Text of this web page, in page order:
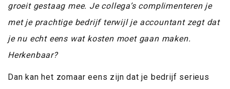
groeit gestaag mee. Je collega’s complimenteren je
met je prachtige bedrijf terwijl je accountant zegt dat
je nu echt eens wat kosten moet gaan maken.
Herkenbaar?
Dan kan het zomaar eens zijn dat je bedrijf serieus